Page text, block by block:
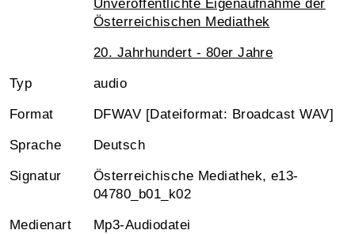
Unveröffentlichte Eigenaufnahme der
Österreichischen Mediathek
20. Jahrhundert - 80er Jahre
Typ audio
Format DFWAV [Dateiformat: Broadcast WAV]
Sprache Deutsch
Signatur
Österreichische Mediathek, e13-
04780_b01_k02
Medienart Mp3-Audiodatei